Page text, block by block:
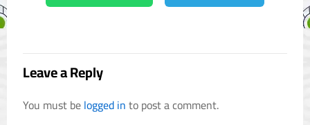
Leave a Reply
You must belogged into post a comment.